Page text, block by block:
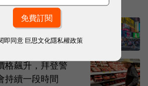
心創44年新低，
咫尺
格飆升，拜登警
持續一段時間
即同意 巨思文化隱私權政策